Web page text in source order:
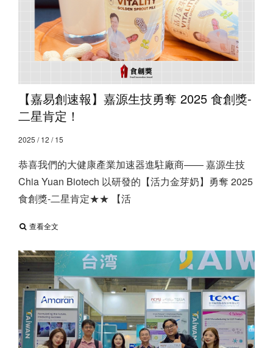
【嘉易創速報】嘉源生技勇奪 2025 食創獎-
二星肯定！
2025 / 12 / 15
恭喜我們的大健康產業加速器進駐廠商—— 嘉源生技
Chia Yuan Biotech 以研發的【活力金芽奶】勇奪 2025
食創獎-二星肯定★★ 【活
查看全文